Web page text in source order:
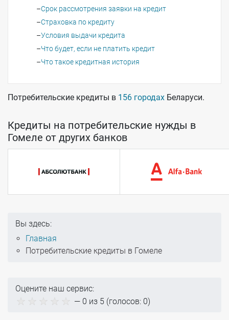
Срок рассмотрения заявки на кредит
Страховка по кредиту
Условия выдачи кредита
Что будет, если не платить кредит
Что такое кредитная история
Потребительские кредиты в 156 городах Беларуси.
Кредиты на потребительские нужды в
Гомеле от других банков
Вы здесь:
Главная
Потребительские кредиты в Гомеле
Оцените наш сервис:
— 0 из 5 (голосов: 0)